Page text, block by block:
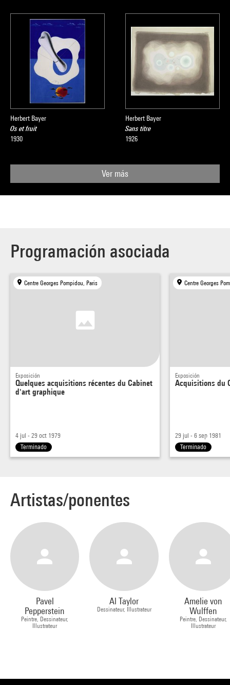
Herbert Bayer
Os et fruit
1930
Herbert Bayer
Sans titre
1926
Ver más
Programación asociada
Centre Georges Pompidou, Paris
Exposición
Quelques acquisitions récentes du Cabinet
d'art graphique
4 jul - 29 oct 1979
Terminado
Centre Georges
Exposición
Acquisitions du
29 jul - 6 sep 1981
Terminado
Artistas/ponentes
Pavel
Pepperstein
Peintre, Dessinateur,
Illustrateur
Al Taylor
Dessinateur, Illustrateur
Amelie von
Wulffen
Peintre, Dessinateur,
Illustrateur